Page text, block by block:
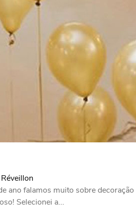
ano falamos muito sobre
Selecionei a...